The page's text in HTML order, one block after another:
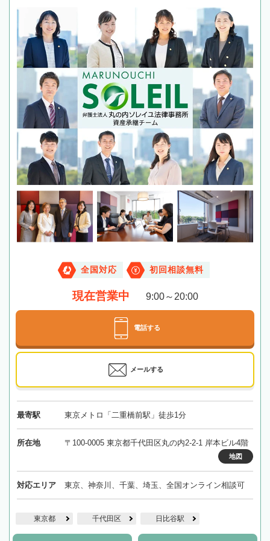
全国対応 初回相談無料
現在営業中 9:00～20:00
電話する
メールする
最寄駅 東京メトロ「二重橋前駅」徒歩1分
所在地 〒100-0005 東京都千代田区丸の内2-2-1 岸本ビル4階
地図
対応エリア 東京、神奈川、千葉、埼玉、全国オンライン相談可
東京都 千代田区 日比谷駅